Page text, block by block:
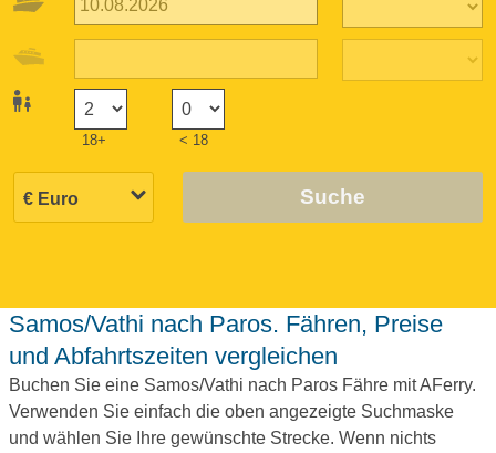
18+ < 18
Suche
Samos/Vathi nach Paros. Fähren, Preise
und Abfahrtszeiten vergleichen
Buchen Sie eine Samos/Vathi nach Paros Fähre mit AFerry.
Verwenden Sie einfach die oben angezeigte Suchmaske
und wählen Sie Ihre gewünschte Strecke. Wenn nichts